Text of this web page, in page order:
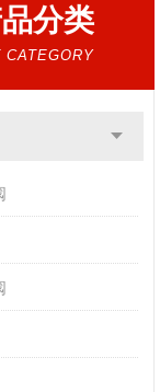
分类
CATEGORY